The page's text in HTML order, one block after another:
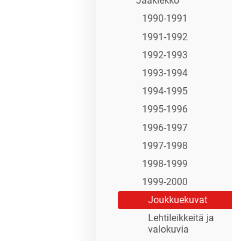
1990-1991
1991-1992
1992-1993
1993-1994
1994-1995
1995-1996
1996-1997
1997-1998
1998-1999
1999-2000
Joukkuekuvat
Lehtileikkeitä ja
valokuvia